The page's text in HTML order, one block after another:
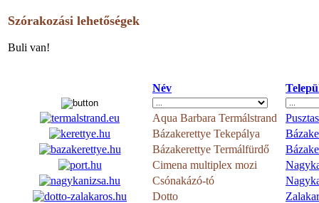
Szórakozási lehetőségek
Buli van!
Név
Aqua Barbara Termálstrand
Bázakerettye Tekepálya
Bázakerettye Termálfürdő
Cimena multiplex mozi
Csónakázó-tó
Dotto